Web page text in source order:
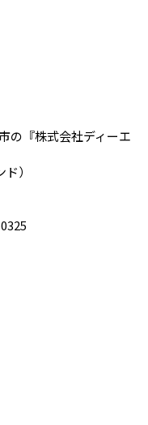
の『株式会社ディーエ
）